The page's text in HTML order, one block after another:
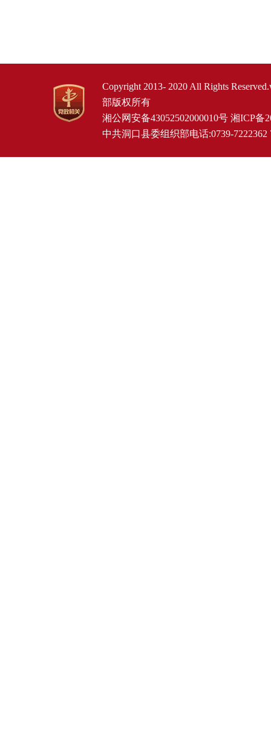
Copyright 2013- 2020 All Rights
部版权所有
湘公网安备43052502000010号 湘ICP备
中共洞口县委组织部电话:0739-7222362